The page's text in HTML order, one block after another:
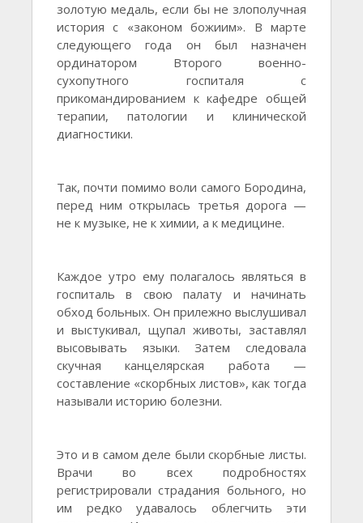
золотую медаль, если бы не злополучная
история с «законом божиим». В марте
следующего года он был назначен
ординатором Второго военно-
сухопутного госпиталя с
прикомандированием к кафедре общей
терапии, патологии и клинической
диагностики.
Так, почти помимо воли самого Бородина,
перед ним открылась третья дорога —
не к музыке, не к химии, а к медицине.
Каждое утро ему полагалось являться в
госпиталь в свою палату и начинать
обход больных. Он прилежно выслушивал
и выстукивал, щупал животы, заставлял
высовывать языки. Затем следовала
скучная канцелярская работа —
составление «скорбных листов», как тогда
называли историю болезни.
Это и в самом деле были скорбные листы.
Врачи во всех подробностях
регистрировали страдания больного, но
им редко удавалось облегчить эти